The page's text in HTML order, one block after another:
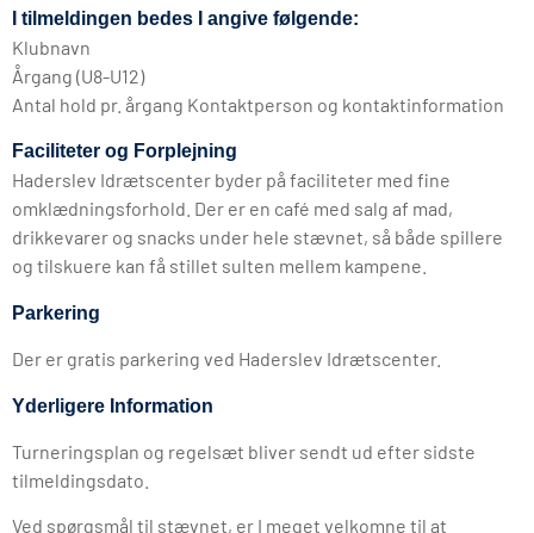
I tilmeldingen bedes I angive følgende:
Klubnavn
Årgang (U8-U12)
Antal hold pr. årgang Kontaktperson og kontaktinformation
Faciliteter og Forplejning
Haderslev Idrætscenter byder på faciliteter med fine
omklædningsforhold. Der er en café med salg af mad,
drikkevarer og snacks under hele stævnet, så både spillere
og tilskuere kan få stillet sulten mellem kampene.
Parkering
Der er gratis parkering ved Haderslev Idrætscenter.
Yderligere Information
Turneringsplan og regelsæt bliver sendt ud efter sidste
tilmeldingsdato.
Ved spørgsmål til stævnet, er I meget velkomne til at